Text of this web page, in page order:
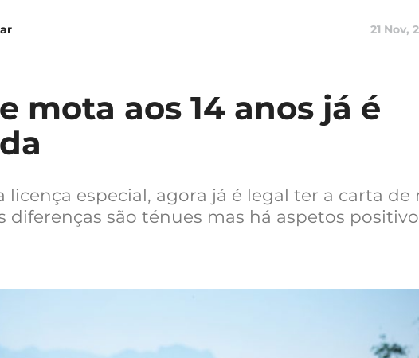
21 Nov,
mota aos 14 anos já é
licença especial, agora já é legal ter a carta de
diferenças são ténues mas há aspetos